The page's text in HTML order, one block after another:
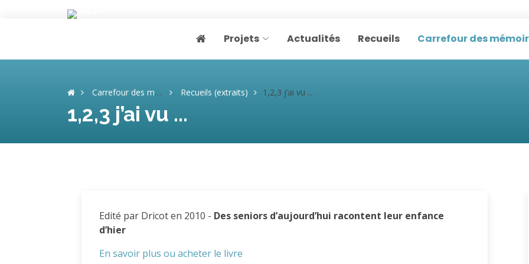
Page home
Projets Actualités Recueils Carrefour des
Carrefour des mémoires Recueils (extraits) 1,2,3 j’ai vu ...
1,2,3 j’ai vu ...
Edité par Dricot en 2010 - Des seniors d’aujourd’hui racontent leur enfance
d’hier
En savoir plus ou acheter le livre